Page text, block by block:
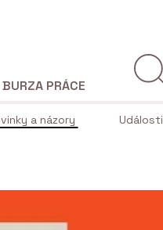
a názory Události
BURZA PRÁCE